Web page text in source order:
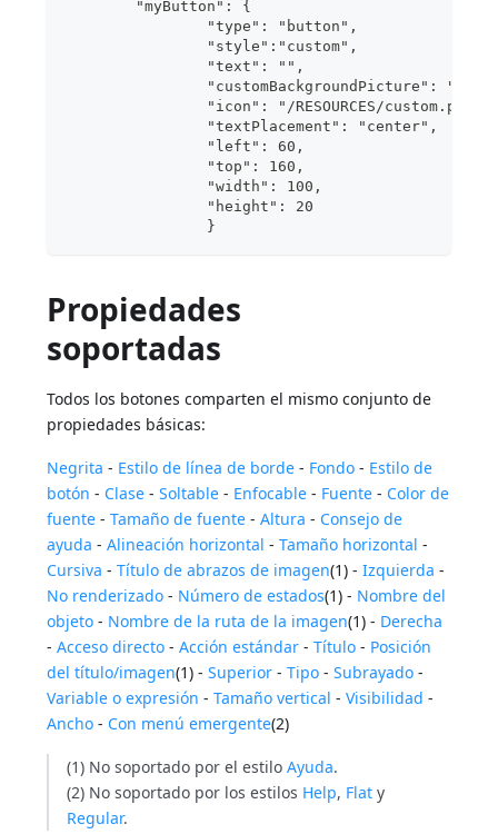
	"myButton": {
"customBackgroundPicture": "/
"icon": "/RESOURCES/
                "textPlacement": "center",
                "height": 20
                }
Propiedades
soportadas
Todos los botones comparten el mismo conjunto de
propiedades básicas:
Negrita - Estilo de línea de borde - Fondo - Estilo de
botón - Clase -Soltable - Enfocable - Fuente - Color de
fuente -Tamaño de fuente -Altura - Consejo de
ayuda -Alineación horizontal -Tamaño horizontal -
Cursiva -Título de abrazos de imagen(1) -Izquierda -
No renderizado - Número de estados(1) - Nombre del
objeto - Nombre de la ruta de la imagen(1) - Derecha
-Acceso directo -Acción estándar -Título - Posición
del título/imagen(1) -Superior -Tipo -Subrayado -
Variable o expresión -Tamaño vertical -Visibilidad -
Ancho - Con menú emergente(2)
(1) No soportado por el estiloAyuda.
(2) No soportado por los estilos Help, Flat y
Regular.